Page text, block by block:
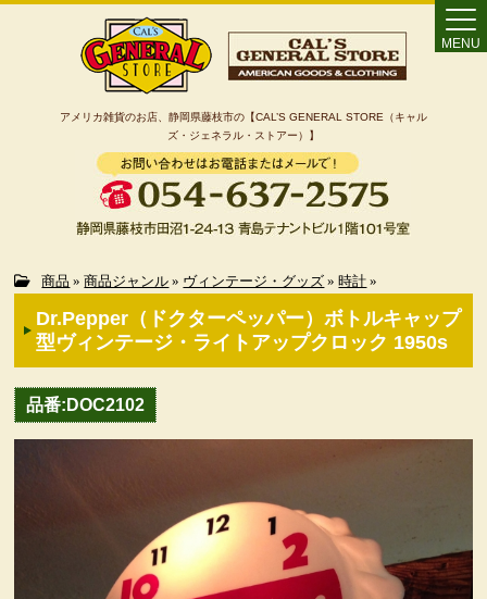
アメリカ雑貨のお店、静岡県藤枝市の【CAL’S GENERAL STORE（キャル
ズ・ジェネラル・ストアー）】
MENU
Home
カート
特定商取引法に基づく表記
ヴィンテージ・グッズ
商品 » 商品ジャンル » ヴィンテージ・グッズ » 時計 »
Dr.Pepper（ドクターペッパー）ボトルキャップ
型ヴィンテージ・ライトアップクロック 1950s
品番:DOC2102